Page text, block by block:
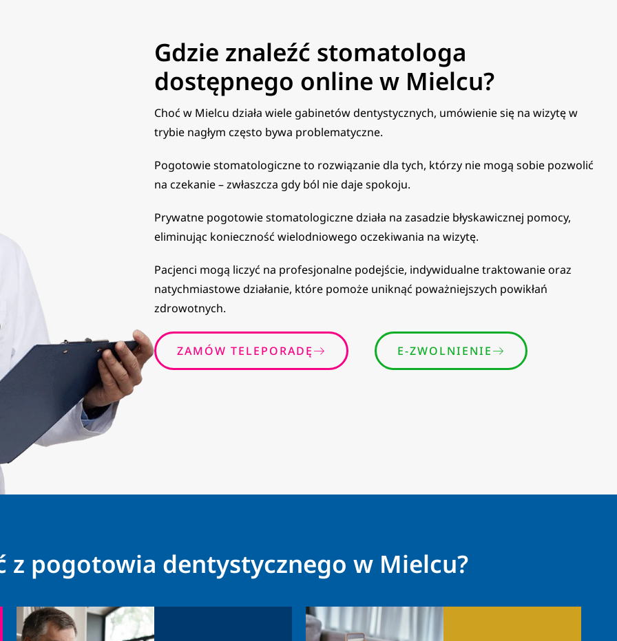
Gdzie znaleźć stomatologa
dostępnego online w Mielcu?
Choć w Mielcu działa wiele gabinetów dentystycznych, umówienie się na wizytę w
trybie nagłym często bywa problematyczne.
Pogotowie stomatologiczne to rozwiązanie dla tych, którzy nie mogą sobie pozwolić
na czekanie – zwłaszcza gdy ból nie daje spokoju.
Prywatne pogotowie stomatologiczne działa na zasadzie błyskawicznej pomocy,
eliminując konieczność wielodniowego oczekiwania na wizytę.
Pacjenci mogą liczyć na profesjonalne podejście, indywidualne traktowanie oraz
natychmiastowe działanie, które pomoże uniknąć poważniejszych powikłań
zdrowotnych.
ZAMÓW TELEPORADĘ E-ZWOLNIENIE
z pogotowia dentystycznego w Mielcu?